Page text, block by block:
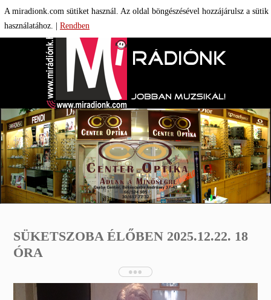

SÜKETSZOBA ÉLŐBEN 2025.12.22. 18
ÓRA
A miradionk.com sütiket használ. Az oldal böngészésével hozzájárulsz a sütik
használatához.
Rendben